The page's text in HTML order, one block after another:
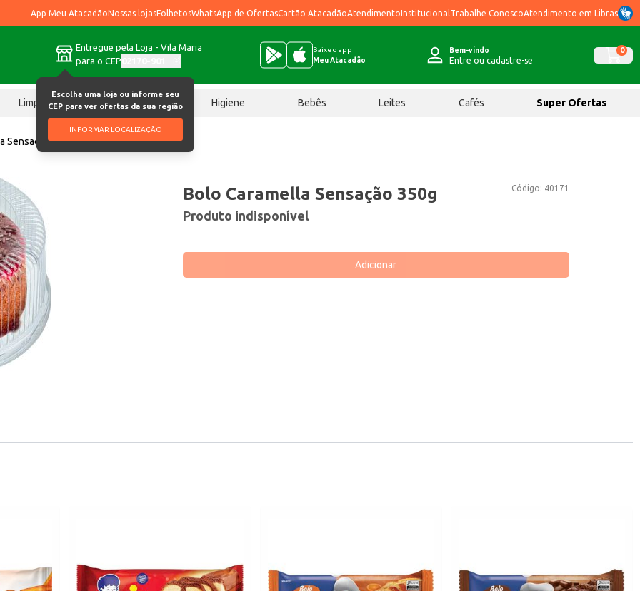
App Meu AtacadãoNossas lojasFolhetosWhatsApp de OfertasCartão AtacadãoAtendimentoInstitucional Trabalhe ConoscoAtendimento em Libras
Entregue pela Loja - Vila Maria
para o CEP
Escolha uma loja ou informe seu
CEP para ver ofertas da sua região
INFORMAR LOCALIZAÇÃO
Baixe o app
Meu Atacadão
Bem-vindo
Entre ou cadastre-se
0
Limpeza Chocolates Higiene Bebês Leites Cafés Super Ofertas
Sensação 350g
Código: 40171
Bolo Caramella Sensação 350g
Produto indisponível
Adicionar